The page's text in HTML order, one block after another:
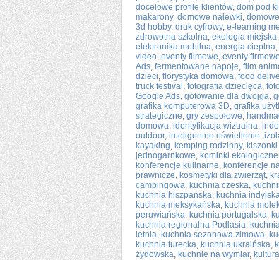
docelowe profile klientów, dom pod
makarony, domowe nalewki,
3d hobby, druk cyfrowy, e-learning
zdrowotna szkolna, ekologia miejska,
elektronika mobilna, energia cieplna,
video, eventy filmowe, eventy
Ads, fermentowane napoje, film
dzieci, florystyka domowa, food
truck festival , fotografia dziecięca,
Google Ads, gotowanie dla dwojga,
grafika komputerowa 3D, grafika
strategiczne, gry zespołowe,
domowa, identyfikacja wizualna,
outdoor, inteligentne oświetlenie,
kayaking, kemping rodzinny,
jednogarnkowe, kominki ekologiczne
konferencje kulinarne, konferencje
prawnicze, kosmetyki dla zwierząt,
campingowa, kuchnia czeska,
kuchnia hiszpańska, kuchnia
kuchnia meksykańska, kuchnia
peruwiańska, kuchnia portugalska,
kuchnia regionalna Podlasia,
letnia, kuchnia sezonowa zimowa,
kuchnia turecka, kuchnia ukraińska,
żydowska, kuchnie na wymiar,